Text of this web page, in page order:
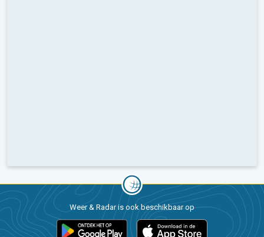
Weer & Radar is ook beschikbaar op